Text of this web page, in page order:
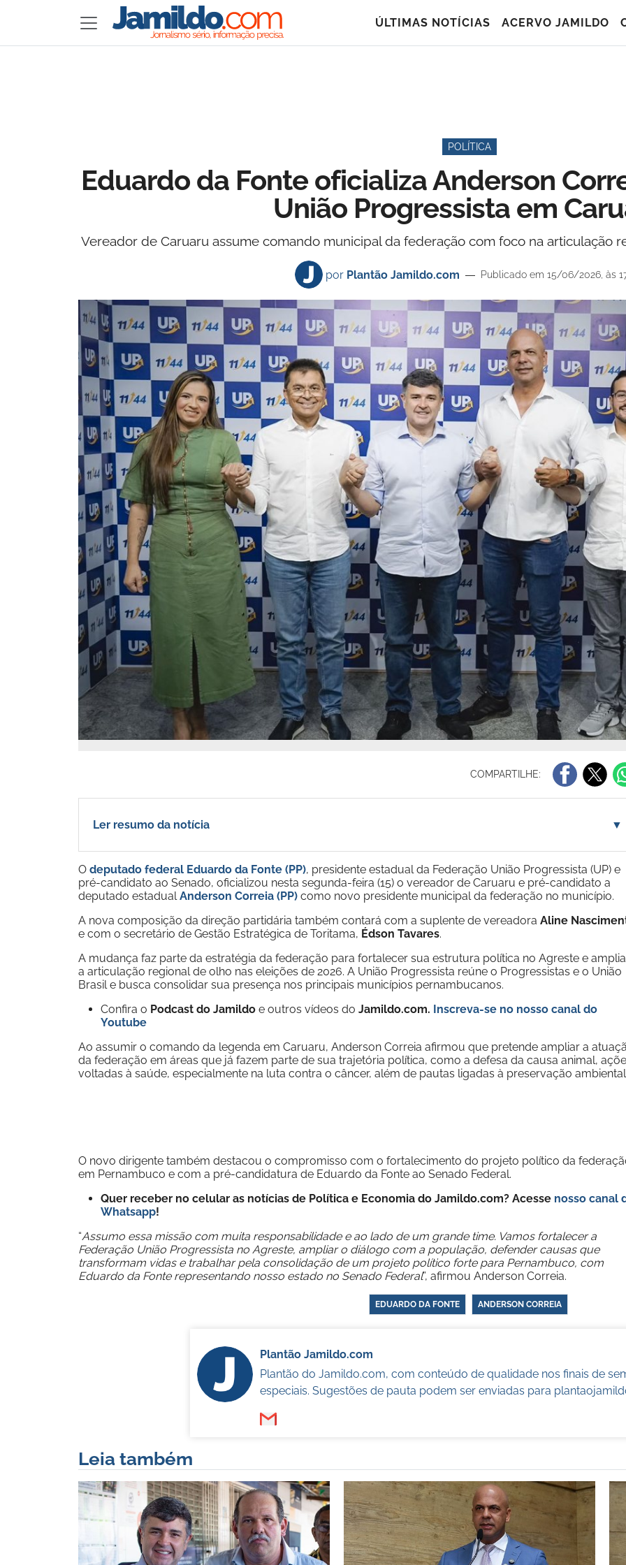
ÚLTIMAS NOTÍCIAS ACERVO JAMILDO
POLÍTICA
Eduardo da Fonte oficializa Anderson
União Progressista em
Vereador de Caruaru assume comando municipal da federação com foco na articulação
por Plantão Jamildo.com Publicado em 15/06/2026, às
COMPARTILHE:
Ler resumo da notícia ▼
O deputado federal Eduardo da Fonte (PP), presidente estadual da Federação União Progressista (UP) e
pré-candidato ao Senado, oficializou nesta segunda-feira (15) o vereador de Caruaru e pré-candidato a
deputado estadualAnderson Correia (PP) como novo presidente municipal da federação no município.
A nova composição da direção partidária também contará com a suplente de vereadora Aline
e com o secretário de Gestão Estratégica de Toritama, Édson Tavares.
A mudança faz parte da estratégia da federação para fortalecer sua estrutura política no Agreste e
a articulação regional de olho nas eleições de 2026. A União Progressista reúne o Progressistas e o União
Brasil e busca consolidar sua presença nos principais municípios pernambucanos.
Confira o Podcast do Jamildo e outros vídeos do Jamildo.com. Inscreva-se no nosso canal do
Youtube
Ao assumir o comando da legenda em Caruaru, Anderson Correia afirmou que pretende ampliar a
da federação em áreas que já fazem parte de sua trajetória política, como a defesa da causa animal,
voltadas à saúde, especialmente na luta contra o câncer, além de pautas ligadas à preservação
O novo dirigente também destacou o compromisso com o fortalecimento do projeto político da
em Pernambuco e com a pré-candidatura de Eduardo da Fonte ao Senado Federal.
Quer receber no celular as notícias de Política e Economia do Jamildo.com? Acesse nosso canal
Whatsapp!
“Assumo essa missão com muita responsabilidade e ao lado de um grande time. Vamos fortalecer a
Federação União Progressista no Agreste, ampliar o diálogo com a população, defender causas que
transformam vidas e trabalhar pela consolidação de um projeto político forte para Pernambuco, com
Eduardo da Fonte representando nosso estado no Senado Federal”, afirmou Anderson Correia.
EDUARDO DA FONTE ANDERSON CORREIA
Plantão Jamildo.com
Plantão do Jamildo.com, com conteúdo de qualidade nos finais de
especiais. Sugestões de pauta podem ser enviadas para
Leia também